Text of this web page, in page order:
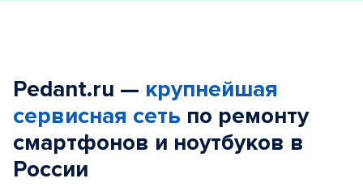
Pedant.ru — крупнейшая
сервисная сеть по ремонту
смартфонов и ноутбуков в
России